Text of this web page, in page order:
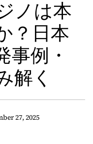
ノは本
？日本
事例・
解く
27, 2025